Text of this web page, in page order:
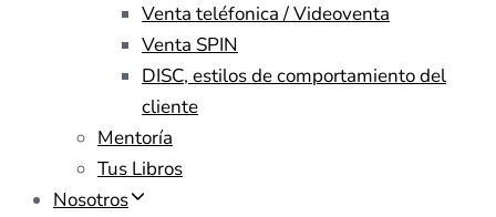
Venta teléfonica / Videoventa
Venta SPIN
DISC, estilos de comportamiento del
cliente
Mentoría
Tus Libros
Nosotros